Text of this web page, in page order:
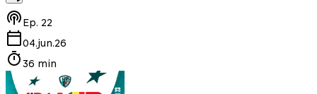
Ep. 22
04.jun.26
36 min